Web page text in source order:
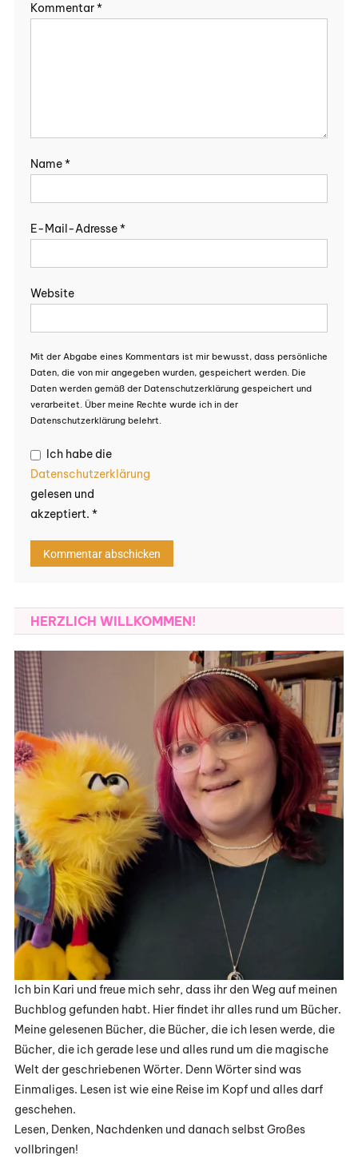
Kommentar*
Name*
E-Mail-Adresse*
Website
Mit der Abgabe eines Kommentars ist mir bewusst, dass persönliche
Daten, die von mir angegeben wurden, gespeichert werden. Die
Daten werden gemäß der Datenschutzerklärung gespeichert und
verarbeitet. Über meine Rechte wurde ich in der
Datenschutzerklärung belehrt.
Ich habe die
Datenschutzerklärung
gelesen und
akzeptiert. *
HERZLICH WILLKOMMEN!
Ich bin Kari und freue mich sehr, dass ihr den Weg auf meinen
Buchblog gefunden habt. Hier findet ihr alles rund um Bücher.
Meine gelesenen Bücher, die Bücher, die ich lesen werde, die
Bücher, die ich gerade lese und alles rund um die magische
Welt der geschriebenen Wörter. Denn Wörter sind was
Einmaliges. Lesen ist wie eine Reise im Kopf und alles darf
geschehen.
Lesen, Denken, Nachdenken und danach selbst Großes
vollbringen!